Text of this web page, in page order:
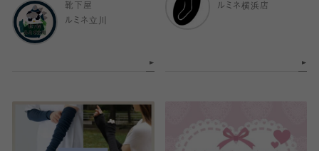
靴下屋
ルミネ立川
ルミネ横浜店